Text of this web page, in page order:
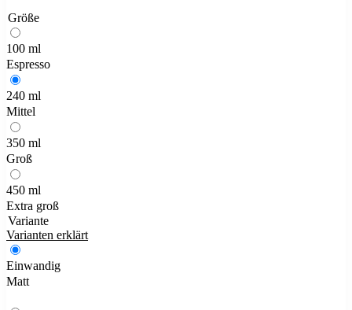
Größe
100 ml
Espresso
240 ml
Mittel
350 ml
Groß
450 ml
Extra groß
Variante
Varianten erklärt
Einwandig
Matt